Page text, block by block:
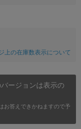
上の在庫数表示について
ージョンは表示の
お答えできかねますので予
円
月 から